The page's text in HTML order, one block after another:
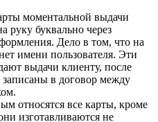
моментальной выдачи
руку буквально через
Дело в том, что на
имени пользователя. Эти
выдачи клиенту, после
записаны в договор между
относятся все карты, кроме
изготавливаются не